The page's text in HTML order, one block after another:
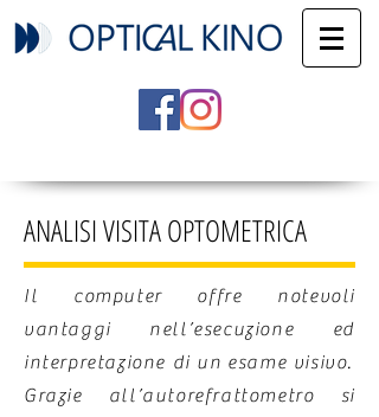
Il computer offre notevoli
vantaggi nell’esecuzione ed
interpretazione di un esame visivo.
Grazie all’autorefrattometro si
ANALISI VISITA OPTOMETRICA